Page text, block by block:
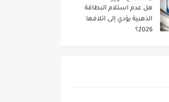
هل عدم استلام البطاقة
الذهبية يؤدي إلى اتلافها
2026؟